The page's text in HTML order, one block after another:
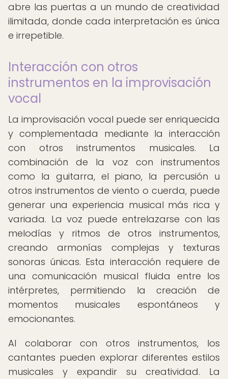
abre las puertas a un mundo de creatividad
ilimitada, donde cada interpretación es única
e irrepetible.
Interacción con otros
instrumentos en la improvisación
vocal
La improvisación vocal puede ser enriquecida
y complementada mediante la interacción
con otros instrumentos musicales. La
combinación de la voz con instrumentos
como la guitarra, el piano, la percusión u
otros instrumentos de viento o cuerda, puede
generar una experiencia musical más rica y
variada. La voz puede entrelazarse con las
melodías y ritmos de otros instrumentos,
creando armonías complejas y texturas
sonoras únicas. Esta interacción requiere de
una comunicación musical fluida entre los
intérpretes, permitiendo la creación de
momentos musicales espontáneos y
emocionantes.
Al colaborar con otros instrumentos, los
cantantes pueden explorar diferentes estilos
musicales y expandir su creatividad. La